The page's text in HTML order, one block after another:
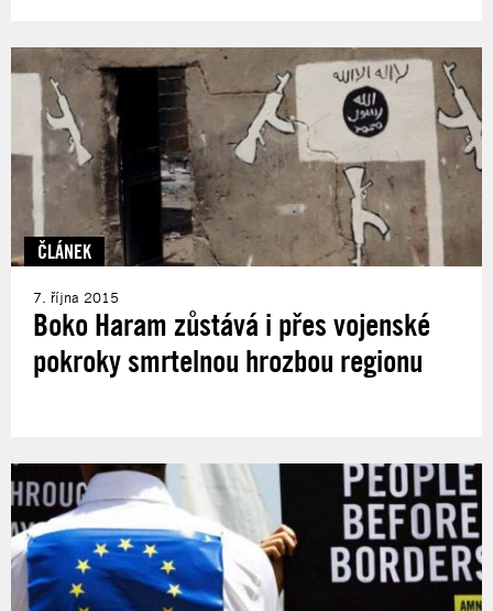
ČLÁNEK
7. října 2015
Boko Haram zůstává i přes vojenské
pokroky smrtelnou hrozbou regionu